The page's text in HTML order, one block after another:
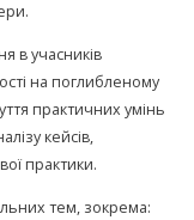
в учасників
на поглибленому
практичних умінь
кейсів,
практики.
тем, зокрема: